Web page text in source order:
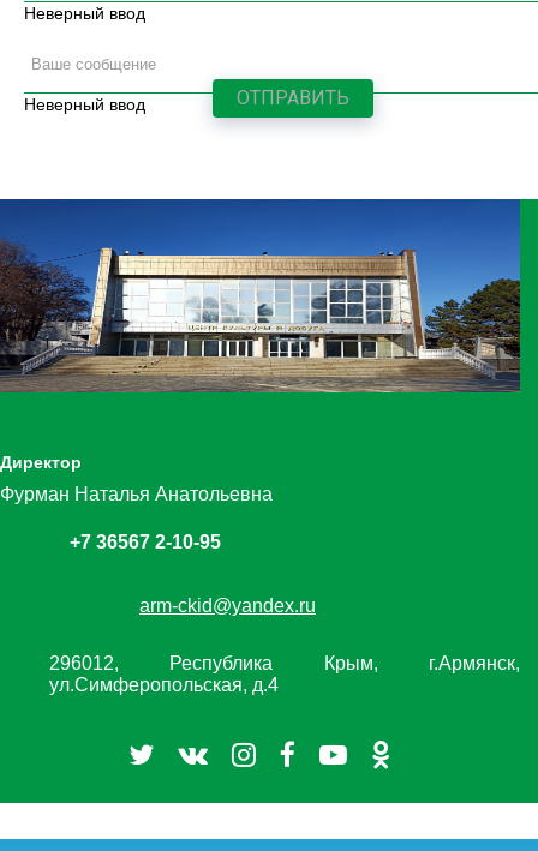
Неверный ввод
Неверный ввод
Директор
Фурман Наталья Анатольевна
+7 36567 2-10-95
arm-ckid@yandex.ru
296012, Республика Крым, г.Армянск,
ул.Симферопольская, д.4